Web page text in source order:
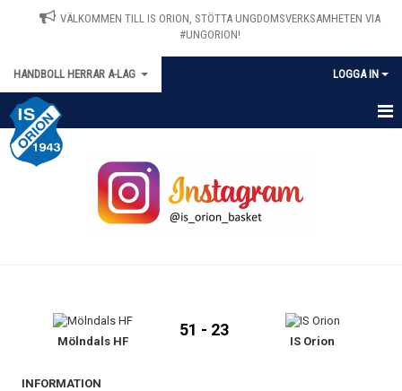
VÄLKOMMEN TILL IS ORION, STÖTTA UNGDOMSVERKSAMHETEN VIA
#UNGORION!
HANDBOLL HERRAR A-LAG LOGGA IN
HEM
BILDGALLERI
DOKUMENT
Mölndals HF
51 - 23
IS Orion
INFORMATION